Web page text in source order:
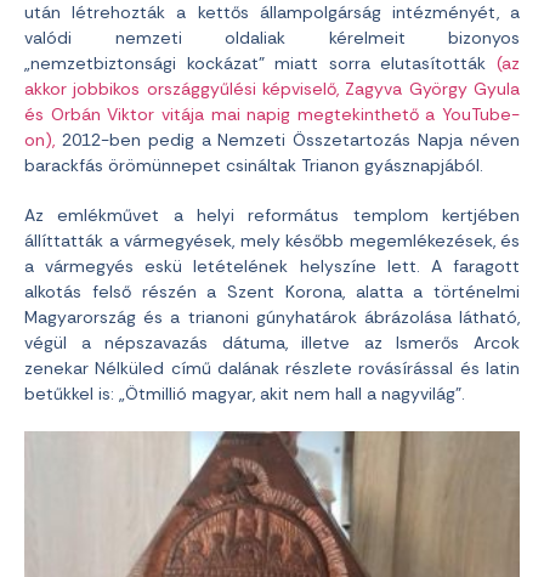
után létrehozták a kettős állampolgárság intézményét, a
valódi nemzeti oldaliak kérelmeit bizonyos
„nemzetbiztonsági kockázat” miatt sorra elutasították (az
akkor jobbikos országgyűlési képviselő, Zagyva György Gyula
és Orbán Viktor vitája mai napig megtekinthető a YouTube-
on), 2012-ben pedig a Nemzeti Összetartozás Napja néven
barackfás örömünnepet csináltak Trianon gyásznapjából.
Az emlékművet a helyi református templom kertjében
állíttatták a vármegyések, mely később megemlékezések, és
a vármegyés eskü letételének helyszíne lett. A faragott
alkotás felső részén a Szent Korona, alatta a történelmi
Magyarország és a trianoni gúnyhatárok ábrázolása látható,
végül a népszavazás dátuma, illetve az Ismerős Arcok
zenekar Nélküled című dalának részlete rovásírással és latin
betűkkel is: „Ötmillió magyar, akit nem hall a nagyvilág”.